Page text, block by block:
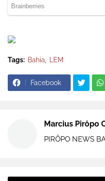
Tags: Bahia LEM
Facebook
Marcius Pirôpo
PIRÔPO NEWS